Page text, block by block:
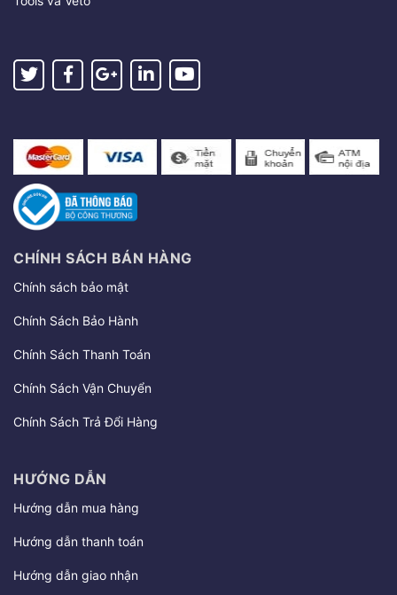
CHÍNH SÁCH BÁN HÀNG
Chính sách bảo mật
Chính Sách Bảo Hành
Chính Sách Thanh Toán
Chính Sách Vận Chuyển
Chính Sách Trả Đổi Hàng
HƯỚNG DẪN
Hướng dẫn mua hàng
Hướng dẫn thanh toán
Hướng dẫn giao nhận